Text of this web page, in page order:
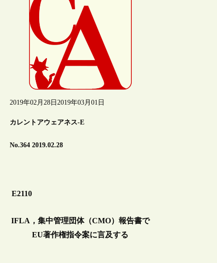
2019年02月28日 2019年03月01日
カレントアウェアネス-E
No.364 2019.02.28
E2110
IFLA，集中管理団体（CMO）報告書で
EU著作権指令案に言及する